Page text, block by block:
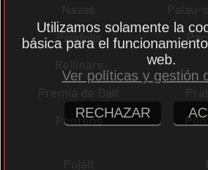
Navas
Palau-
Palafolls
Rellinars
Premià de Dalt
Pontons
Pujalt
Utilizamos solamente la
básica para el
web.
Ver políticas y gestión
RECHAZAR